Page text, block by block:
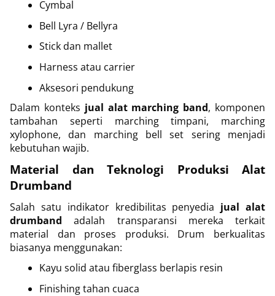
Cymbal
Bell Lyra / Bellyra
Stick dan mallet
Harness atau carrier
Aksesori pendukung
Dalam konteks jual alat marching band, komponen
tambahan seperti marching timpani, marching
xylophone, dan marching bell set sering menjadi
kebutuhan wajib.
Material dan Teknologi Produksi Alat
Drumband
Salah satu indikator kredibilitas penyedia jual alat
drumband adalah transparansi mereka terkait
material dan proses produksi. Drum berkualitas
biasanya menggunakan:
Kayu solid atau fiberglass berlapis resin
Finishing tahan cuaca